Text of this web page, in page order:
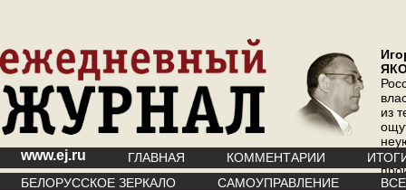
из
где
www.ej.ru ГЛАВНАЯ КОММЕНТАРИИ
БЕЛОРУССКОЕ ЗЕРКАЛО
САМОУПРАВЛЕНИЕ